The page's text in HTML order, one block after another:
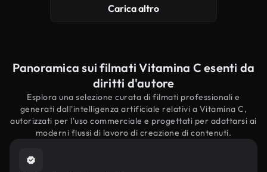
Carica altro
Panoramica sui filmati Vitamina C esenti da
diritti d'autore
Esplora una selezione curata di filmati professionali e
generati dall'intelligenza artificiale relativi a Vitamina C,
autorizzati per l'uso commerciale e progettati per adattarsi ai
moderni flussi di lavoro di creazione di contenuti.